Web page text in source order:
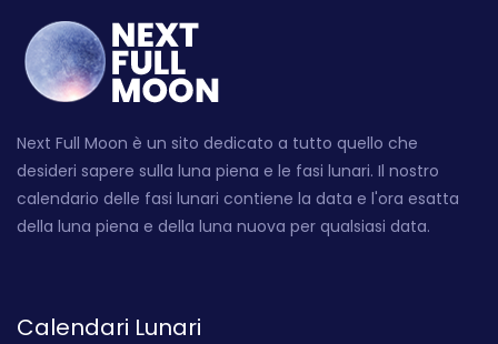
Next Full Moon è un sito dedicato a tutto quello che
desideri sapere sulla luna piena e le fasi lunari. Il nostro
calendario delle fasi lunari contiene la data e l'ora esatta
della luna piena e della luna nuova per qualsiasi data.
Calendari Lunari